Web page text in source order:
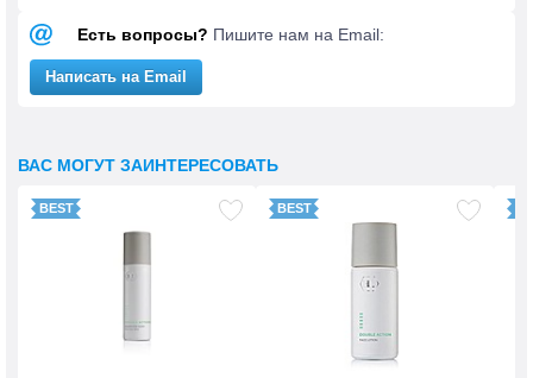
Есть вопросы? Пишите нам на Email:
Написать на Email
ВАС МОГУТ ЗАИНТЕРЕСОВАТЬ